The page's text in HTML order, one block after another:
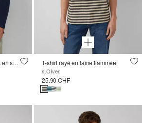
Polo en mélange de tissus en sweat léger T-shirt rayé en laine flammée
s.Oliver
25.90 CHF